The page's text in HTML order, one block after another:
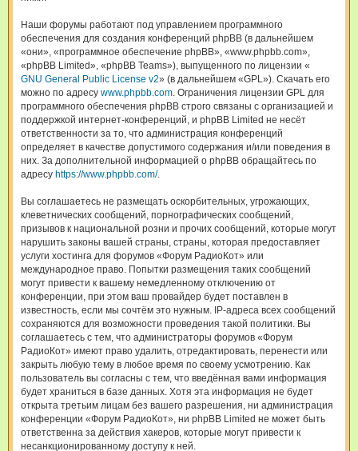
Наши форумы работают под управлением программного
обеспечения для создания конференций phpBB (в дальнейшем
«они», «программное обеспечение phpBB», «www.phpbb.com»,
«phpBB Limited», «phpBB Teams»), выпущенного по лицензии «
GNU General Public License v2» (в дальнейшем «GPL»). Скачать его
можно по адресу www.phpbb.com. Ограничения лицензии GPL для
программного обеспечения phpBB строго связаны с организацией и
поддержкой интернет-конференций, и phpBB Limited не несёт
ответственности за то, что администрация конференций
определяет в качестве допустимого содержания и/или поведения в
них. За дополнительной информацией о phpBB обращайтесь по
адресу https://www.phpbb.com/.
Вы соглашаетесь не размещать оскорбительных, угрожающих,
клеветнических сообщений, порнографических сообщений,
призывов к национальной розни и прочих сообщений, которые могут
нарушить законы вашей страны, страны, которая предоставляет
услуги хостинга для форумов «Форум РадиоКот» или
международное право. Попытки размещения таких сообщений
могут привести к вашему немедленному отключению от
конференции, при этом ваш провайдер будет поставлен в
известность, если мы сочтём это нужным. IP-адреса всех сообщений
сохраняются для возможности проведения такой политики. Вы
соглашаетесь с тем, что администраторы форумов «Форум
РадиоКот» имеют право удалить, отредактировать, перенести или
закрыть любую тему в любое время по своему усмотрению. Как
пользователь вы согласны с тем, что введённая вами информация
будет храниться в базе данных. Хотя эта информация не будет
открыта третьим лицам без вашего разрешения, ни администрация
конференции «Форум РадиоКот», ни phpBB Limited не может быть
ответственна за действия хакеров, которые могут привести к
несанкционированному доступу к ней.